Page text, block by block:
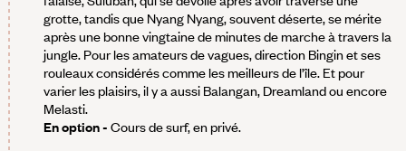
grotte, tandis que Nyang Nyang, souvent déserte, se mérite
après une bonne vingtaine de minutes de marche à travers la
jungle. Pour les amateurs de vagues, direction Bingin et ses
rouleaux considérés comme les meilleurs de l’île. Et pour
varier les plaisirs, il y a aussi Balangan, Dreamland ou encore
Melasti.
En option - Cours de surf, en privé.